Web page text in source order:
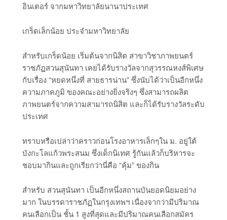
อินเตอร์ จากมหาวิทยาลัยนานาประเทศ
เกร็ดเล็กน้อย ประจำมหาวิทยาลัย
สำหรับเกร็ดน้อย เริ่มต้นจากนิสิต สาขาวิชาภาพยนตร์
ราชภัฏสวนสุนันทา เคยได้รับรางวัลจากสุวรรณหงส์พิเศษ
กับเรื่อง “หยดหนึ่งที่ สายธารน่าน” ซึ่งนับได้ว่าเป็นอีกหนึ่ง
ความภาคภูมิ ของคณะอย่างยิ่งจริงๆ ซึ่งสามารถผลิต
ภาพยนตร์จากความสามารถนิสิต และก็ได้รับรางวัลระดับ
ประเทศ
ทราบหรือเปล่าว่าคราวก่อนโรงอาหารเล็กๆใน ม. อยู่ใต้
บังกะโลแก้วพระสนม ซึ่งเด็กนิเทศ รู้กันแล้วก็บริหารจะ
ชอบมากินและถูกเรียกว่านี่คือ “คุ้ม” ของกิน
สำหรับ สวนสุนันทา เป็นอีกหนึ่งสถานบันยอดนิยมอย่าง
มาก ในบรรดาราชภัฏในกรุงเทพฯ เนื่องจากว่ามีปริมาณ
คนเลือกเป็น ชั้น 1 สูงที่สุดและมีปริมาณคนเลือกสมัคร